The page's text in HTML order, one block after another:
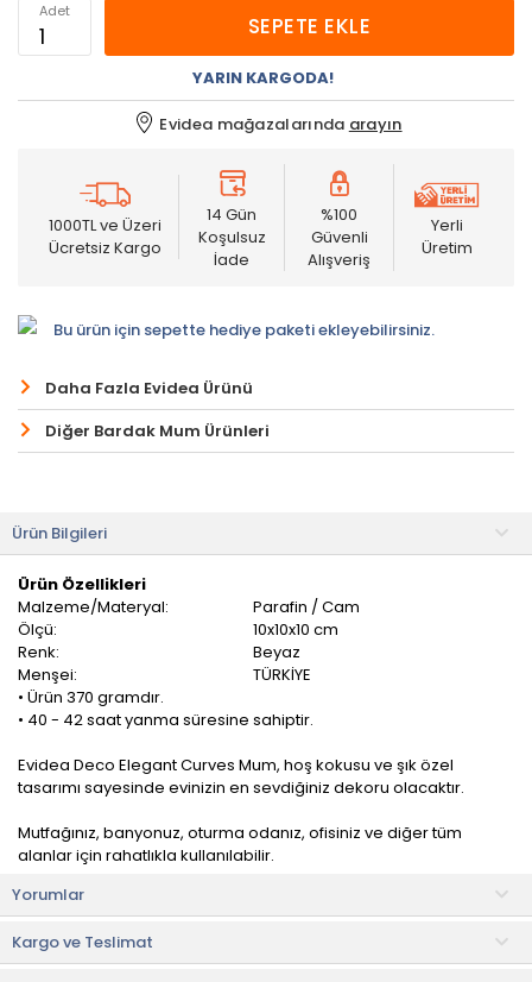
Adet
SEPETE EKLE
YARIN KARGODA!
Evidea mağazalarında arayın
1000TL ve Üzeri
Ücretsiz Kargo
14 Gün
Koşulsuz
İade
%100
Güvenli
Alışveriş
Yerli
Üretim
Bu ürün için sepette hediye paketi ekleyebilirsiniz.
Daha Fazla Evidea Ürünü
Diğer Bardak Mum Ürünleri
Ürün Bilgileri
Ürün Özellikleri
Malzeme/Materyal:
Parafin / Cam
Ölçü:
10x10x10 cm
Renk:
Beyaz
Menşei:
TÜRKİYE
• Ürün 370 gramdır.
• 40 - 42 saat yanma süresine sahiptir.
Evidea Deco Elegant Curves Mum, hoş kokusu ve şık özel
tasarımı sayesinde evinizin en sevdiğiniz dekoru olacaktır.
Mutfağınız, banyonuz, oturma odanız, ofisiniz ve diğer tüm
alanlar için rahatlıkla kullanılabilir.
Kullanım Önerileri
• Mumun tütmesini önlemek için fitilini her kullanımdan sonra 5
mm uzunluğunda kırpınız.
• Olası bir yangın riskini önlemek için düz ve sağlam bir zeminde
Yorumlar
Kargo ve Teslimat